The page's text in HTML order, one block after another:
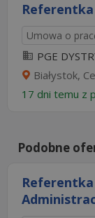
Umowa o
PGE
Białystok,
17 dni temu z
Podobne